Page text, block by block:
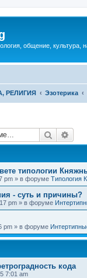
общение, культура,
РЕЛИГИЯ Эзотерика
Поиск
типологии
pm » в форуме Типология
- суть и причины?
pm » в форуме
pm » в форуме
кода
7:01 am